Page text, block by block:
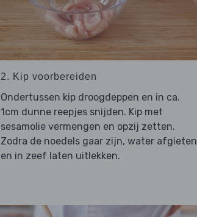
2. Kip voorbereiden
Ondertussen kip droogdeppen en in ca.
1cm dunne reepjes snijden. Kip met
sesamolie vermengen en opzij zetten.
Zodra de noedels gaar zijn, water afgieten
en in zeef laten uitlekken.